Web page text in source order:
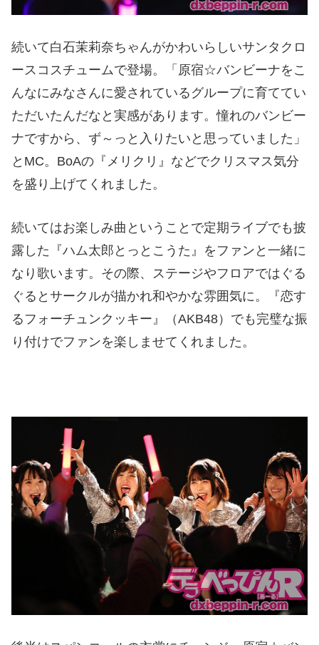
続いて白石茉莉奈ちゃんがかわいらしいサンタクロ
ースコスチュームで登場。「原宿☆バンビーナをこ
んなにみなさんに愛されているグループに育ててい
ただいたんだなと実感があります。憧れのバンビー
ナですから、ず～っと入りたいと思っていました」
とMC。BoAの『メリクリ』などでクリスマス気分
を盛り上げてくれました。
続いてはお楽しみ曲ということで定期ライブでも披
露した『ハム太郎とっとこうた』をファンと一緒に
なり歌います。その際、ステージやフロアではぐる
ぐるとサークルが描かれ和やかな雰囲気に。『恋す
るフォーチュンクッキー』（AKB48）でも完璧な振
り付けでファンを楽しませてくれました。